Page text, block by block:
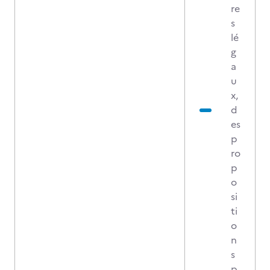
re
s
lé
g
a
u
x,
d
es
p
ro
p
o
si
ti
o
n
s